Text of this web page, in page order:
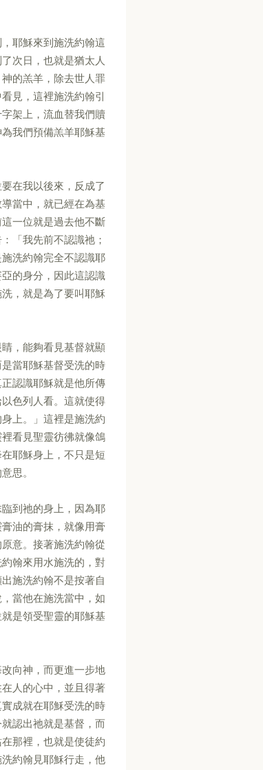
耶穌來到施洗約翰這
次日，也就是猶太人
的羔羊，除去世人罪
見，這裡施洗約翰引
架上，流血替我們贖
我們預備羔羊耶穌基
在我以後來，反成了
當中，就已經在為基
一位就是過去他不斷
「我先前不認識祂；
洗約翰完全不認識耶
的身分，因此這認識
，就是為了要叫耶穌
，能夠看見基督就顯
當耶穌基督受洗的時
認識耶穌就是他所傳
色列人看。這就使得
上。」這裡是施洗約
看見聖靈彷彿就像鴿
耶穌身上，不只是短
思。
到祂的身上，因為耶
油的膏抹，就像用膏
意。接著施洗約翰從
翰來用水施洗的，對
施洗約翰不是按著自
當他在施洗當中，如
是領受聖靈的耶穌基
向神，而更進一步地
人的心中，並且得著
成就在耶穌受洗的時
認出祂就是基督，而
那裡，也就是使徒約
約翰見耶穌行走，他